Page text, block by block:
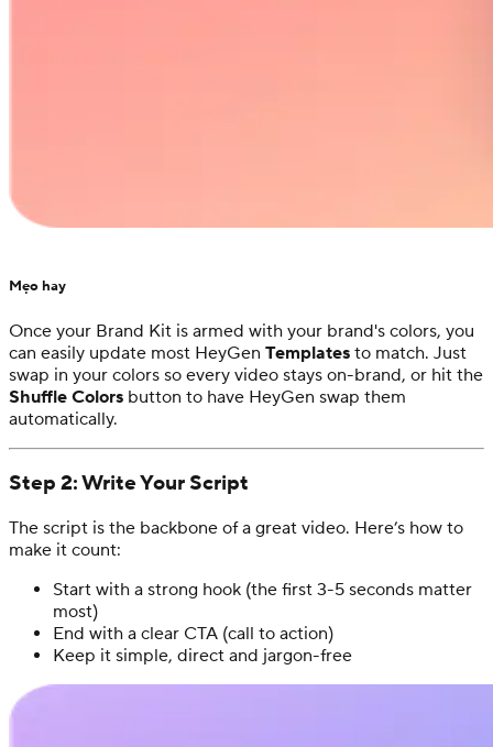
Mẹo hay
Once your Brand Kit is armed with your brand's colors, you
can easily update most HeyGen Templates to match. Just
swap in your colors so every video stays on-brand, or hit the
Shuffle Colors button to have HeyGen swap them
automatically.
Step 2: Write Your Script
The script is the backbone of a great video. Here’s how to
make it count:
Start with a strong hook (the first 3-5 seconds matter
most)
End with a clear CTA (call to action)
Keep it simple, direct and jargon-free